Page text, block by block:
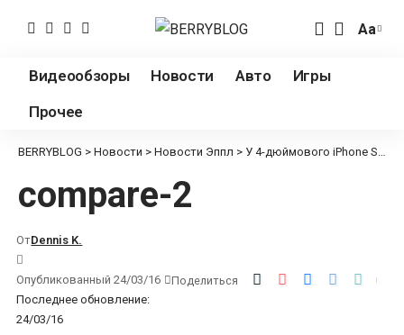
Аа
Видеообзоры Новости Авто
Игры
Прочее
BERRYBLOG > Новости > Новости Эппл > У 4-дюймового iPhone SE нет конкурентов на рынке
compare-2
Последнее обновление:
24/03/16
ОтDennis K.
Опубликованный 24/03/16 Поделиться